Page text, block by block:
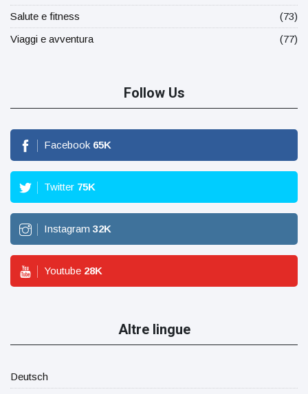
Salute e fitness
(73)
Viaggi e avventura
(77)
Follow Us
Facebook 65K
Twitter 75K
Instagram 32K
Youtube 28K
Altre lingue
Deutsch